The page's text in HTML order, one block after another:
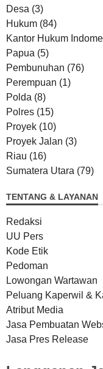
Desa (3)
Hukum (84)
Kantor Hukum
Papua (5)
Pembunuhan (76)
Perempuan (1)
Polda (8)
Polres (15)
Proyek (10)
Proyek Jalan (3)
Riau (16)
Sumatera Utara (79)
TENTANG & LAYANAN
Redaksi
UU Pers
Kode Etik
Pedoman
Lowongan Wartawan
Peluang Kaperwil &
Atribut Media
Jasa Pembuatan
Jasa Pres Release